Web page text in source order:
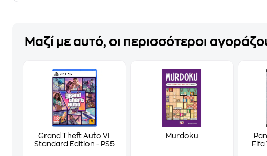
Μαζί με αυτό, οι περισσότεροι
Grand Theft Auto VI
Standard Edition - PS5
Murdoku
Fifa